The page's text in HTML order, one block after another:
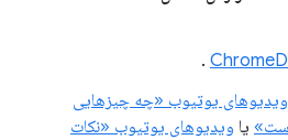
.
ویدیوهای یوتیوب «چه چیزهایی
یا ویدیوهای یوتیوب «نکات